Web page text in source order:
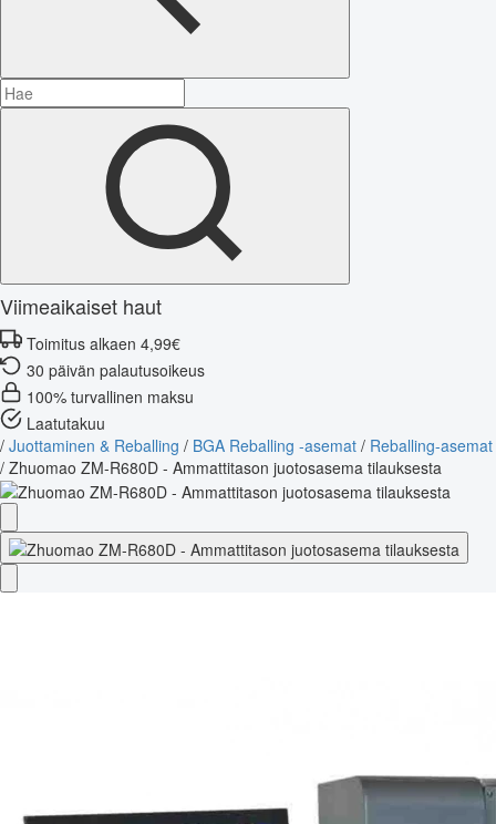
Viimeaikaiset haut
Toimitus alkaen 4,99€
30 päivän palautusoikeus
100% turvallinen maksu
Laatutakuu
/ Juottaminen & Reballing / BGA Reballing -asemat / Reballing-asemat
/ Zhuomao ZM-R680D - Ammattitason juotosasema tilauksesta